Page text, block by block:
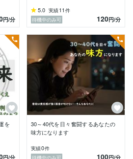
小企業それぞれにて、メーカー営
を中心に勤めてまいりました。
人関係を築き、謙虚に誠実に生き
せな結果を手にする訳ではないと
ないと
、周囲からの嫉妬を呼ぶ結果にな
せていないと
もそも結果を出せないこともあり
続けると、誠実さも謙虚さも、た
られるようになってしまいます。
円/分
5.0 実績11 件
待機中のみ可
120円/分
を
円/分
30～40代を日々奮闘するあなたの
味方になります
実績0件
待機中のみ可
100円/分